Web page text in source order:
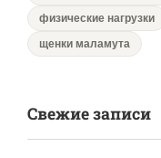
физические нагрузки
щенки маламута
Свежие записи